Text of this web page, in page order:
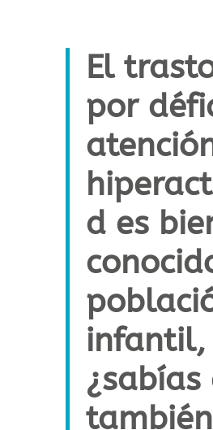
El
por
d es
infantil,
¿sabías